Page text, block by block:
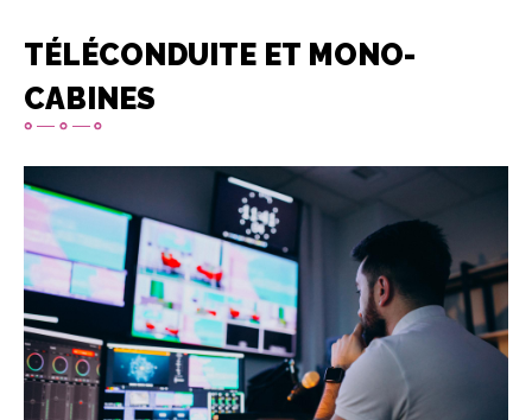
TÉLÉCONDUITE ET MONO-
CABINES
Imagen